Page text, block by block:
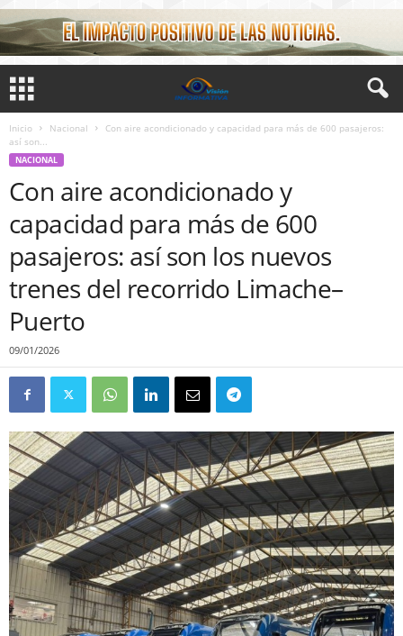
Inicio Nacional
Con aire acondicionado y capacidad para más de 600 pasajeros:
así son...
NACIONAL
Con aire acondicionado y
capacidad para más de 600
pasajeros: así son los nuevos
trenes del recorrido Limache–
Puerto
09/01/2026